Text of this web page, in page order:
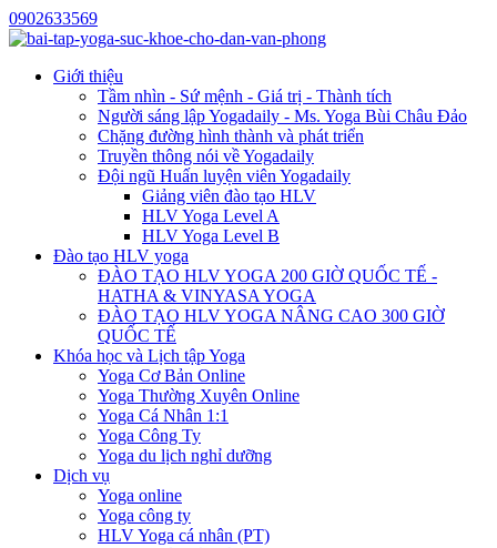
0902633569
Giới thiệu
Tầm nhìn - Sứ mệnh - Giá trị - Thành tích
Người sáng lập Yogadaily - Ms. Yoga Bùi Châu Đảo
Chặng đường hình thành và phát triển
Truyền thông nói về Yogadaily
Đội ngũ Huấn luyện viên Yogadaily
Giảng viên đào tạo HLV
HLV Yoga Level A
HLV Yoga Level B
Đào tạo HLV yoga
ĐÀO TẠO HLV YOGA 200 GIỜ QUỐC TẾ -
HATHA & VINYASA YOGA
ĐÀO TẠO HLV YOGA NÂNG CAO 300 GIỜ
QUỐC TẾ
Khóa học và Lịch tập Yoga
Yoga Cơ Bản Online
Yoga Thường Xuyên Online
Yoga Cá Nhân 1:1
Yoga Công Ty
Yoga du lịch nghỉ dưỡng
Dịch vụ
Yoga online
Yoga công ty
HLV Yoga cá nhân (PT)